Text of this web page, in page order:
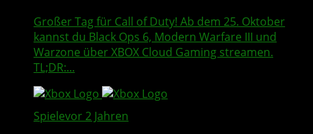
Großer Tag für Call of Duty! Ab dem 25. Oktober
kannst du Black Ops 6, Modern Warfare III und
Warzone über XBOX Cloud Gaming streamen.
TL;DR:...
Spielevor 2 Jahren